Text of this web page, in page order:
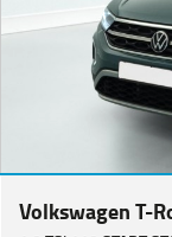
Volkswagen T-